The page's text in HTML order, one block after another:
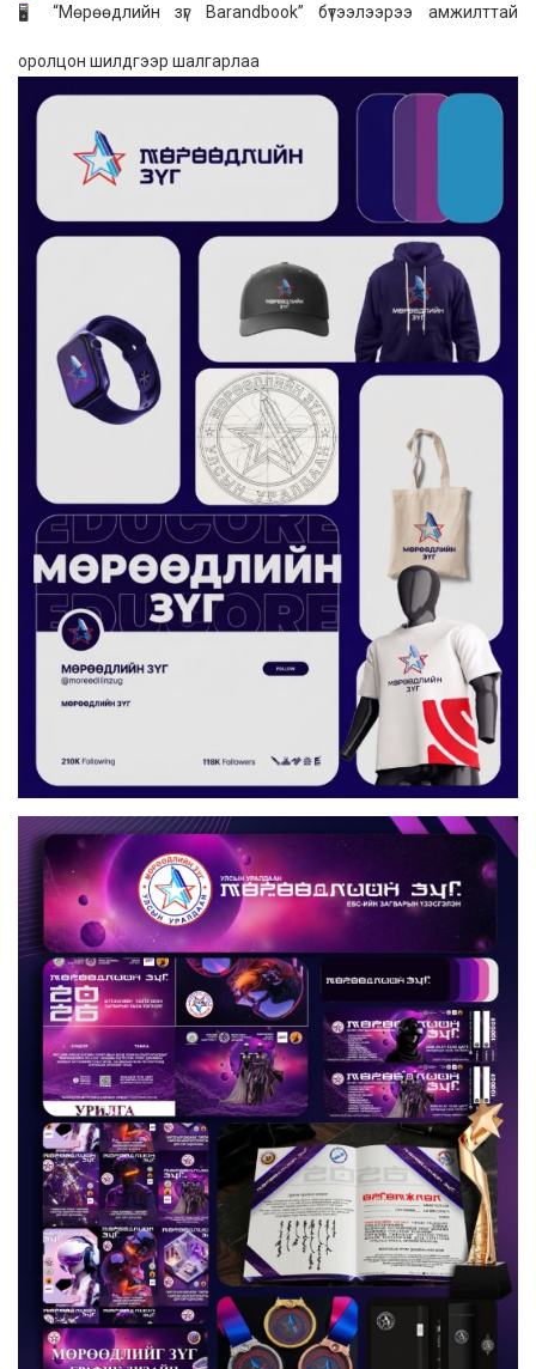
“Мөрөөдлийн зүг Barandbook” бүтээлээрээ амжилттай
оролцон шилдгээр шалгарлаа